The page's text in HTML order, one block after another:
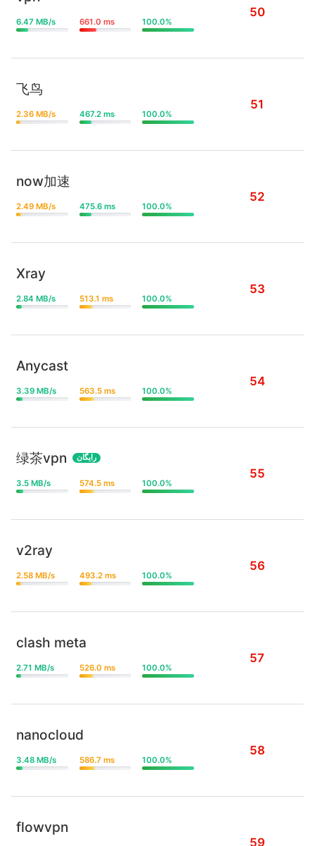
6.47 MB/s 661.0 ms 100.0%
50
飞鸟
2.36 MB/s 467.2 ms 100.0%
51
now加速
2.49 MB/s 475.6 ms 100.0%
52
Xray
2.84 MB/s 513.1 ms 100.0%
53
Anycast
3.39 MB/s 563.5 ms 100.0%
54
绿茶vpn رایگان
3.5 MB/s 574.5 ms 100.0%
55
v2ray
2.58 MB/s 493.2 ms 100.0%
56
clash meta
2.71 MB/s 526.0 ms 100.0%
57
nanocloud
3.48 MB/s 586.7 ms 100.0%
58
flowvpn
59